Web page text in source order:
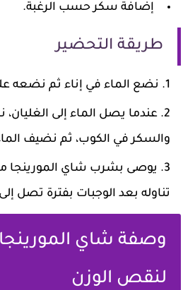
إضافة سكر حسب الرغبة.
طريقة التحضير
نضع الماء في إناء ثم نضعه
عندما يصل الماء إلى
والسكر في الكوب، ثم نضيف
يوصى بشرب شاي المورينجا
تناوله بعد الوجبات بفترة تصل إلى 30 دقيقة.
وصفة شاي المورينجا
لنقص الوزن